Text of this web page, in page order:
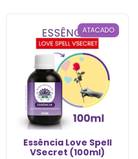
ATACADO
Essência Love Spell
VSecret (100ml)